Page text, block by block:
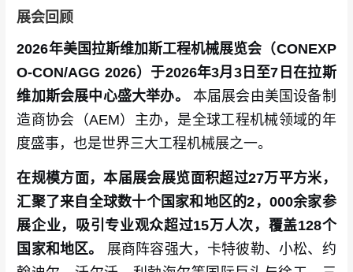
展会回顾
2026年美国拉斯维加斯工程机械展览会（CONEXP
O-CON/AGG 2026）于2026年3月3日至7日在拉斯
维加斯会展中心盛大举办。
本届展会由美国设备制
造商协会（AEM）主办，是全球工程机械领域的年
度盛事，也是世界三大工程机械展之一。
在规模方面，本届展会展览面积超过27万平方米，
汇聚了来自全球数十个国家和地区的2，000余家参
展企业，吸引专业观众超过15万人次，覆盖128个
国家和地区。
展商阵容强大，卡特彼勒、小松、约